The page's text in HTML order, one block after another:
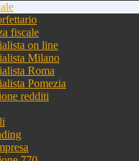
fiscale
on line
Milano
Roma
Pomezia
redditi